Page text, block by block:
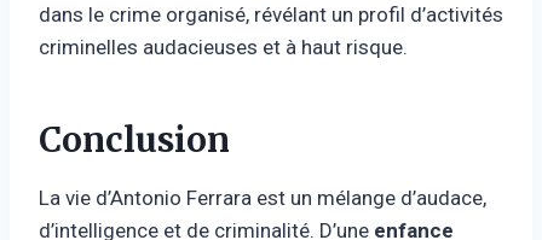
dans le crime organisé, révélant un profil d’activités
criminelles audacieuses et à haut risque.
Conclusion
La vie d’Antonio Ferrara est un mélange d’audace,
d’intelligence et de criminalité. D’une enfance